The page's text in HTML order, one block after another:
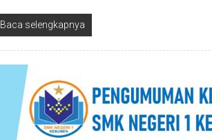
Baca selengkapnya